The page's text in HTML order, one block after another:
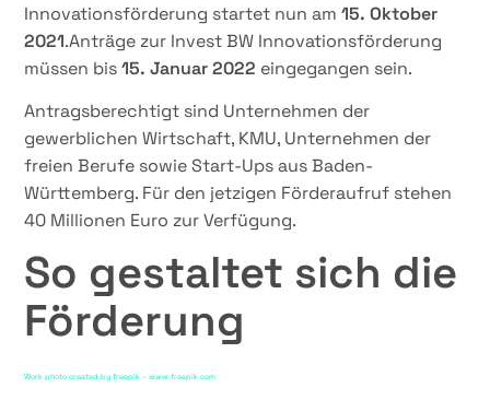
Innovationsförderung startet nun am15. Oktober
2021.Anträge zur Invest BW Innovationsförderung
müssen bis15. Januar 2022 eingegangen sein.
Antragsberechtigt sind Unternehmen der
gewerblichen Wirtschaft, KMU, Unternehmen der
freien Berufe sowie Start-Ups aus Baden-
Württemberg. Für den jetzigen Förderaufruf stehen
40 Millionen Euro zur Verfügung.
So gestaltet sich die
Förderung
Work photo created by freepik – www.freepik.com